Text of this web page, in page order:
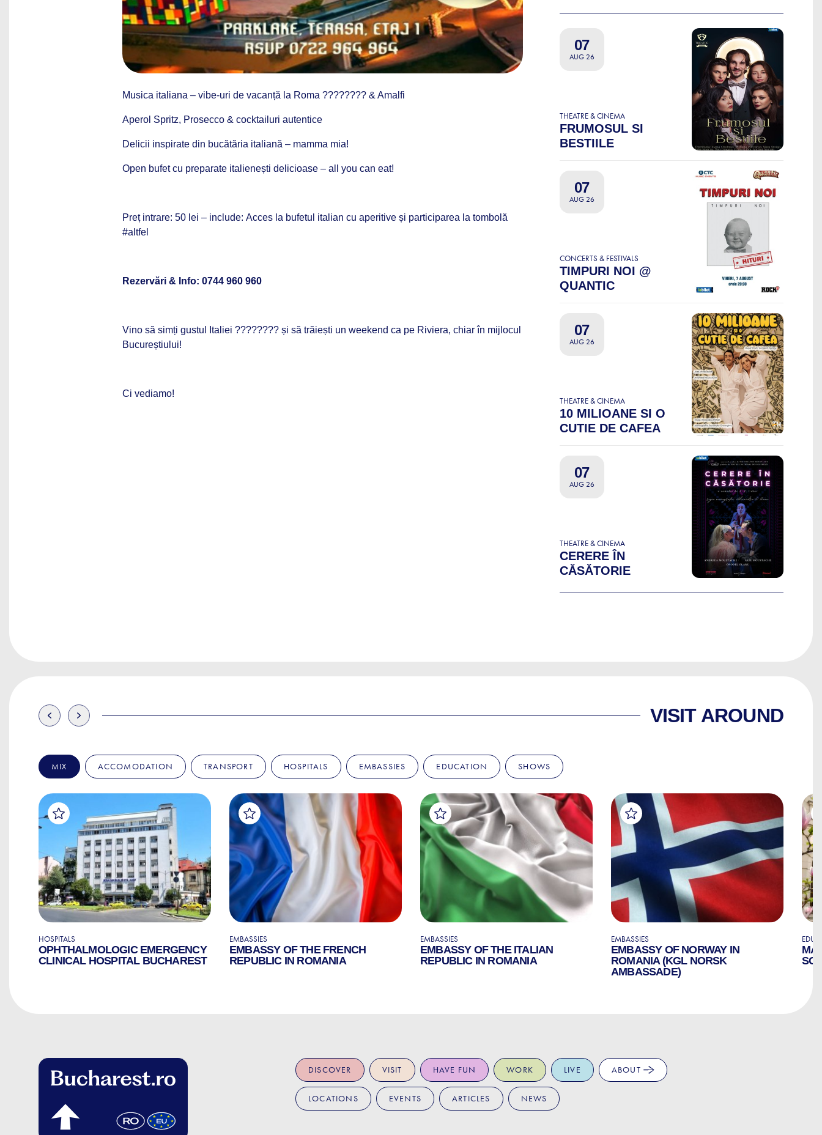
Musica italiana – vibe-uri de vacanță la Roma ???????? & Amalfi
Aperol Spritz, Prosecco & cocktailuri autentice
Delicii inspirate din bucătăria italiană – mamma mia!
Open bufet cu preparate italienești delicioase – all you can eat!
Preț intrare: 50 lei – include: Acces la bufetul italian cu aperitive și participarea la tombolă
#altfel
Rezervări & Info: 0744 960 960
Vino să simți gustul Italiei ???????? și să trăiești un weekend ca pe Riviera, chiar în mijlocul
Bucureștiului!
Ci vediamo!
07
AUG 26
THEATRE & CINEMA
FRUMOSUL SI
BESTIILE
07
AUG 26
CONCERTS & FESTIVALS
TIMPURI NOI @
QUANTIC
07
AUG 26
THEATRE & CINEMA
10 MILIOANE SI O
CUTIE DE CAFEA
07
AUG 26
THEATRE & CINEMA
CERERE ÎN
CĂSĂTORIE
VISIT AROUND
MIX ACCOMODATION TRANSPORT HOSPITALS EMBASSIES EDUCATION SHOWS
HOSPITALS
OPHTHALMOLOGIC EMERGENCY
CLINICAL HOSPITAL BUCHAREST
EMBASSIES
EMBASSY OF THE FRENCH
REPUBLIC IN ROMANIA
EMBASSIES
EMBASSY OF THE ITALIAN
REPUBLIC IN ROMANIA
EMBASSIES
EMBASSY OF NORWAY IN
ROMANIA (KGL NORSK
AMBASSADE)
DISCOVER VISIT HAVE FUN WORK LIVE ABOUT
LOCATIONS EVENTS ARTICLES NEWS